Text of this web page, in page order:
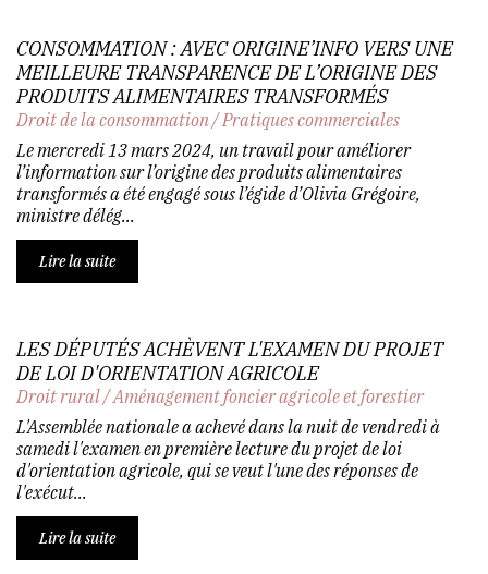
CONSOMMATION : AVEC ORIGINE’INFO VERS UNE
MEILLEURE TRANSPARENCE DE L’ORIGINE DES
PRODUITS ALIMENTAIRES TRANSFORMÉS
Droit de la consommation/Pratiques commerciales
Le mercredi 13 mars 2024, un travail pour améliorer
l’information sur l’origine des produits alimentaires
transformés a été engagé sous l’égide d’Olivia Grégoire,
ministre délég...
Lire la suite
LES DÉPUTÉS ACHÈVENT L'EXAMEN DU PROJET
DE LOI D'ORIENTATION AGRICOLE
Droit rural/Aménagement foncier agricole et forestier
L'Assemblée nationale a achevé dans la nuit de vendredi à
samedi l'examen en première lecture du projet de loi
d'orientation agricole, qui se veut l'une des réponses de
l'exécut...
Lire la suite